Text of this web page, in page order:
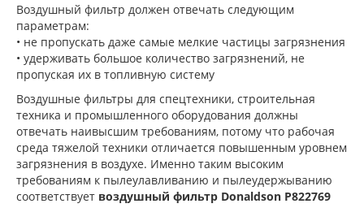
Воздушный фильтр должен отвечать следующим
параметрам:
• не пропускать даже самые мелкие частицы загрязнения
• удерживать большое количество загрязнений, не
пропуская их в топливную систему
Воздушные фильтры для спецтехники, строительная
техника и промышленного оборудования должны
отвечать наивысшим требованиям, потому что рабочая
среда тяжелой техники отличается повышенным уровнем
загрязнения в воздухе. Именно таким высоким
требованиям к пылеулавливанию и пылеудержыванию
соответствует воздушный фильтр Donaldson P822769